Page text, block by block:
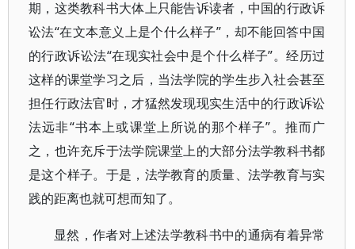
期，这类教科书大体上只能告诉读者，中国的行政诉
讼法“在文本意义上是个什么样子”，却不能回答中国
的行政诉讼法“在现实社会中是个什么样子”。经历过
这样的课堂学习之后，当法学院的学生步入社会甚至
担任行政法官时，才猛然发现现实生活中的行政诉讼
法远非“书本上或课堂上所说的那个样子”。推而广
之，也许充斥于法学院课堂上的大部分法学教科书都
是这个样子。于是，法学教育的质量、法学教育与实
践的距离也就可想而知了。
显然，作者对上述法学教科书中的通病有着异常